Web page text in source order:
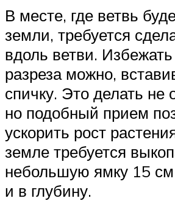
В месте, где ветвь
земли, требуется
вдоль ветви.
разреза можно,
спичку. Это делать не
но подобный прием
ускорить рост
земле требуется
небольшую ямку 15
и в глубину.